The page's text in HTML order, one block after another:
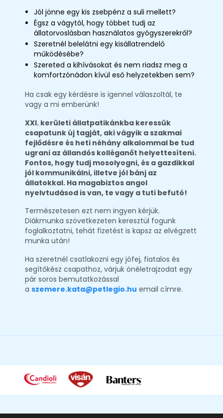
Jól jönne egy kis zsebpénz a suli mellett?
Égsz a vágytól, hogy többet tudj az
állatorvoslásban használatos gyógyszerekről?
Szeretnél belelátni egy kisállatrendelő
működésébe?
Szereted a kihívásokat és nem riadsz meg a
komfortzónádon kívül eső helyzetekben sem?
Ha csak egy kérdésre is igennel válaszoltál, te
vagy a mi emberünk!
XXI. kerületi állatpatikánkba keressük
csapatunk új tagját, aki vágyik a szakmai
fejlődésre és heti néhány alkalommal be tud
ugrani az állandós kolléganőt helyettesíteni.
Fontos, hogy tudj mosolyogni, és a gazdikkal
jól kommunikálni, illetve jól bánj az
állatokkal. Ha magabiztos angol
nyelvtudásod is van, te vagy a tuti befutó!
Természetesen ezt nem ingyen kérjük.
Diákmunka szövetkezeten keresztül fogunk
foglalkoztatni, tehát fizetést is kapsz az elvégzett
munka után!
Ha szeretnél csatlakozni egy jófej, fiatalos és
segítőkész csapathoz, várjuk önéletrajzodat egy
pár soros bemutatkozással
a szemere.kata@petlegio.hu email címre.